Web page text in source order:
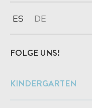
ES DE
FOLGE UNS!
KINDERGARTEN